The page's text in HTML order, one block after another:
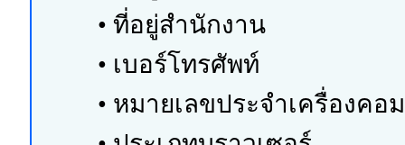
• ที่อยู่สำนักงาน
• เบอร์โทรศัพท์
• หมายเลขประจำเครื่องคอม